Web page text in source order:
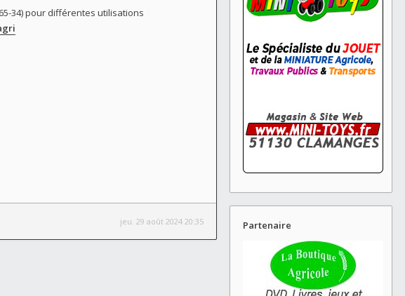
34) pour différentes utilisations
jeu. 29 août 2024 20:35 Partenaire